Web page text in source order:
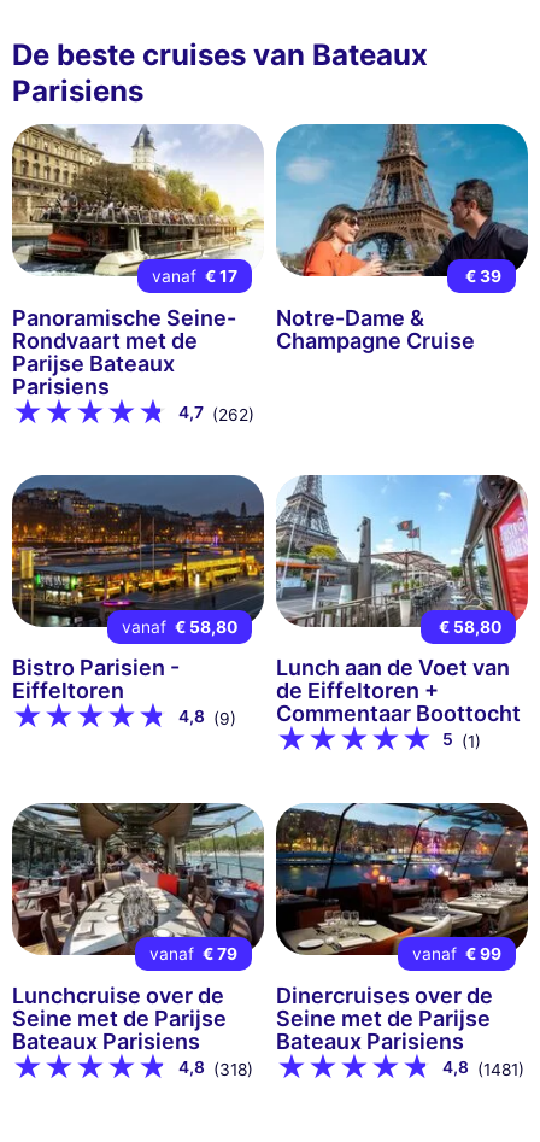
De beste cruises van Bateaux
Parisiens
vanaf € 17
Panoramische Seine-
Rondvaart met de
Parijse Bateaux
Parisiens
4,7 (262)
€ 39
Notre-Dame &
Champagne Cruise
vanaf € 58,80
Bistro Parisien -
Eiffeltoren
4,8 (9)
€ 58,80
Lunch aan de Voet van
de Eiffeltoren +
Commentaar Boottocht
5 (1)
vanaf € 79
Lunchcruise over de
Seine met de Parijse
Bateaux Parisiens
4,8 (318)
vanaf € 99
Dinercruises over de
Seine met de Parijse
Bateaux Parisiens
4,8 (1481)